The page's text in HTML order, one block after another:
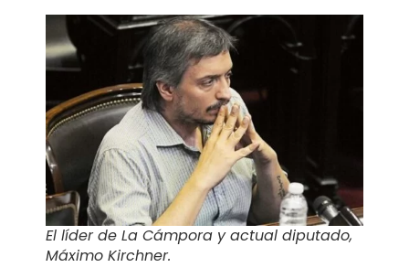
El líder de La Cámpora y actual diputado,
Máximo Kirchner.